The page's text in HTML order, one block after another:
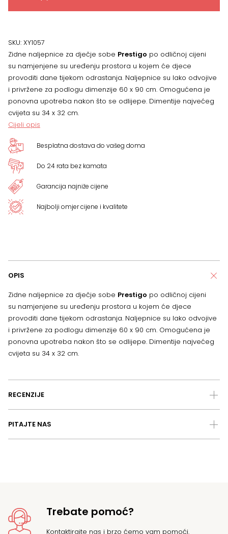
SKU: XY1057
Zidne naljepnice za dječje sobe Prestigo po odličnoj cijeni
su namjenjene su uređenju prostora u kojem će djece
provoditi dane tijekom odrastanja. Naljepnice su lako odvojive
i privržene za podlogu dimenzije 60 x 90 cm. Omogućena je
ponovna upotreba nakon što se odlijepe. Dimentije najvećeg
cvijeta su 34 x 32 cm.
Cijeli opis
Besplatna dostava do vašeg doma
Do 24 rata bez kamata
Garancija najniže cijene
Najbolji omjer cijene i kvalitete
OPIS
Zidne naljepnice za dječje sobe Prestigo po odličnoj cijeni
su namjenjene su uređenju prostora u kojem će djece
provoditi dane tijekom odrastanja. Naljepnice su lako odvojive
i privržene za podlogu dimenzije 60 x 90 cm. Omogućena je
ponovna upotreba nakon što se odlijepe. Dimentije najvećeg
cvijeta su 34 x 32 cm.
RECENZIJE
PITAJTE NAS
Trebate pomoć?
Kontaktirajte nas i brzo ćemo vam pomoći.